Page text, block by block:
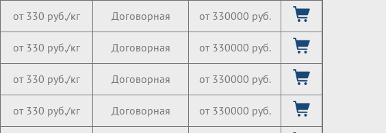
от 330 руб./кг Договорная от 330000 руб.
от 330 руб./кг Договорная от 330000 руб.
от 330 руб./кг Договорная от 330000 руб.
от 330 руб./кг Договорная от 330000 руб.